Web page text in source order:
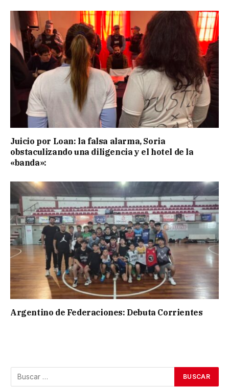
Juicio por Loan: la falsa alarma, Soria
obstaculizando una diligencia y el hotel de la
«banda»:
Argentino de Federaciones: Debuta Corrientes